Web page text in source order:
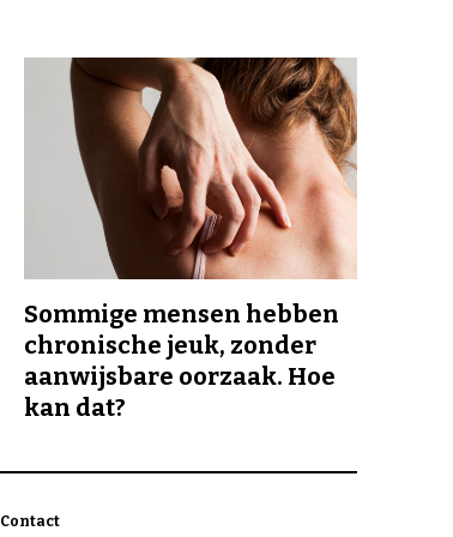
Sommige mensen hebben
chronische jeuk, zonder
aanwijsbare oorzaak. Hoe
kan dat?
Contact